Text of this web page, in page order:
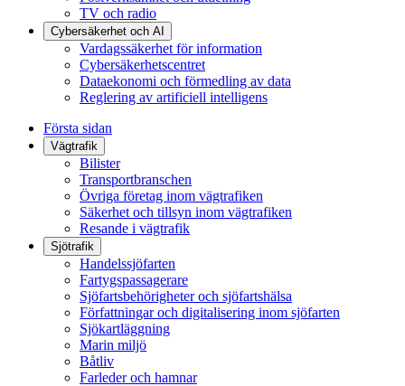
TV och radio
Cybersäkerhet och AI
Vardagssäkerhet för information
Cybersäkerhetscentret
Dataekonomi och förmedling av data
Reglering av artificiell intelligens
Första sidan
Vägtrafik
Bilister
Transportbranschen
Övriga företag inom vägtrafiken
Säkerhet och tillsyn inom vägtrafiken
Resande i vägtrafik
Sjötrafik
Handelssjöfarten
Fartygspassagerare
Sjöfartsbehörigheter och sjöfartshälsa
Författningar och digitalisering inom sjöfarten
Sjökartläggning
Marin miljö
Båtliv
Farleder och hamnar